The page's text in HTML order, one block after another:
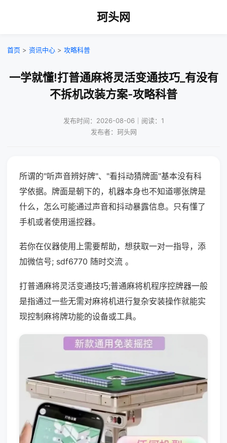
珂头网
首页 > 资讯中心 > 攻略科普
一学就懂!打普通麻将灵活变通技巧_有没有
不拆机改装方案-攻略科普
发布时间：2026-08-06｜阅读：1
发布者：珂头网
所谓的"听声音辨好牌"、"看抖动猜牌面"基本没有科
学依据。牌面是朝下的，机器本身也不知道哪张牌是
什么，怎么可能通过声音和抖动暴露信息。只有懂了
手机或者使用遥控器。
若你在仪器使用上需要帮助，想获取一对一指导，添
加微信号; sdf6770 随时交流 。
打普通麻将灵活变通技巧;普通麻将机程序控牌器一般
是指通过一些无需对麻将机进行复杂安装操作就能实
现控制麻将牌功能的设备或工具。